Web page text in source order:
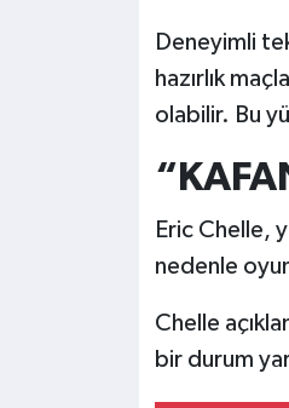
Deneyimli
hazırlık
olabilir. Bu
Eric Chelle,
nedenle
Chelle
bir durum